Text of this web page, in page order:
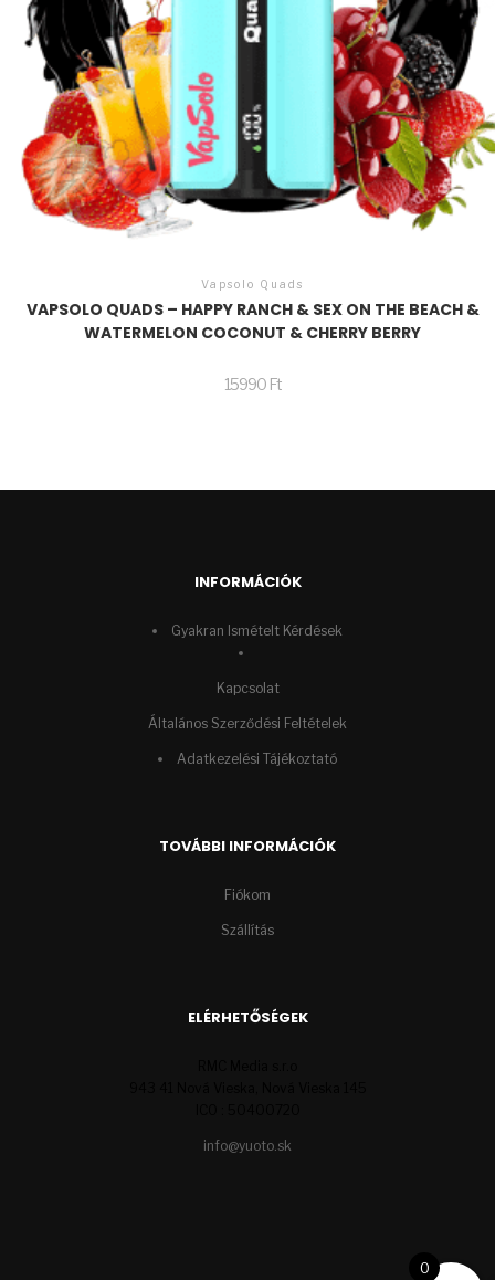
Vapsolo Quads
VAPSOLO QUADS – HAPPY RANCH & SEX ON THE BEACH &
WATERMELON COCONUT & CHERRY BERRY
15990 Ft
INFORMÁCIÓK
Gyakran Ismételt Kérdések
Kapcsolat
Általános Szerződési Feltételek
Adatkezelési Tájékoztató
TOVÁBBI INFORMÁCIÓK
Fiókom
Szállítás
ELÉRHETŐSÉGEK
info@yuoto.sk
0